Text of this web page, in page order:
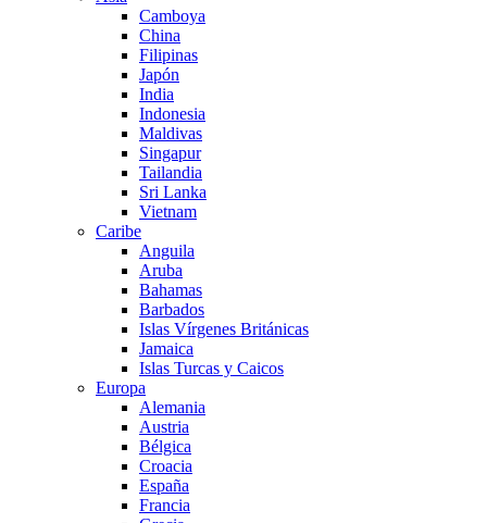
Camboya
China
Filipinas
Japón
India
Indonesia
Maldivas
Singapur
Tailandia
Sri Lanka
Vietnam
Caribe
Anguila
Aruba
Bahamas
Barbados
Islas Vírgenes Británicas
Jamaica
Islas Turcas y Caicos
Europa
Alemania
Austria
Bélgica
Croacia
España
Francia